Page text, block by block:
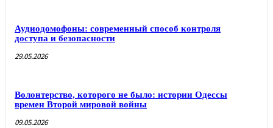
Аудиодомофоны: современный способ контроля
доступа и безопасности
29.05.2026
Волонтерство, которого не было: истории Одессы
времен Второй мировой войны
09.05.2026